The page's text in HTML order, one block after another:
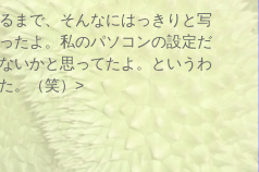
まで、そんなにはっきりと写
たよ。私のパソコンの設定だ
いかと思ってたよ。というわ
。（笑）>